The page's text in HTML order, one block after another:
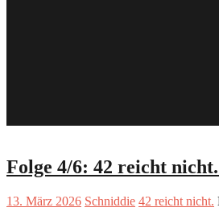
Folge 4/6: 42 reicht
13. März 2026 Schniddie 42 reicht nicht.